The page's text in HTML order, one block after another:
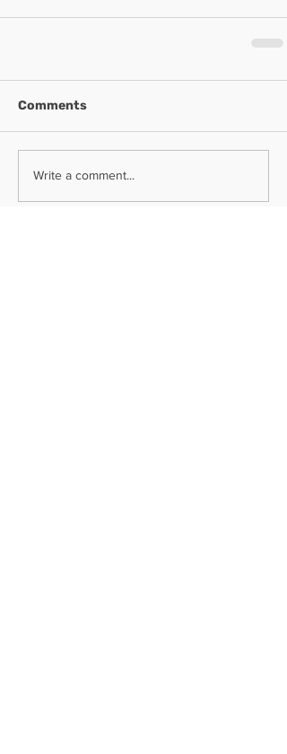
Comments
Write a comment...